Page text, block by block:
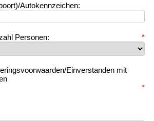
Autokennzeichen:
Personen: *
Einverstanden mit
*